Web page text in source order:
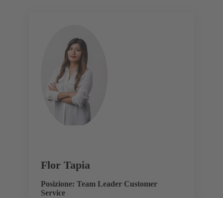
Flor Tapia
Posizione: Team Leader Customer
Service